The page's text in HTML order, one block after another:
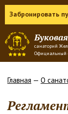
санаторий
Официальный
Забронировать
Главная — О